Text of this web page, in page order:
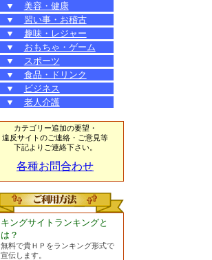
▼
美容・健康
▼
習い事・お稽古
▼
趣味・レジャー
▼
おもちゃ・ゲーム
▼
スポーツ
▼
食品・ドリンク
▼
ビジネス
▼
老人介護
カテゴリー追加の要望・
違反サイトのご連絡・ご意見等
下記よりご連絡下さい。
各種お問合わせ
キングサイトランキングと
は？
無料で貴ＨＰをランキング形式で
宣伝します。